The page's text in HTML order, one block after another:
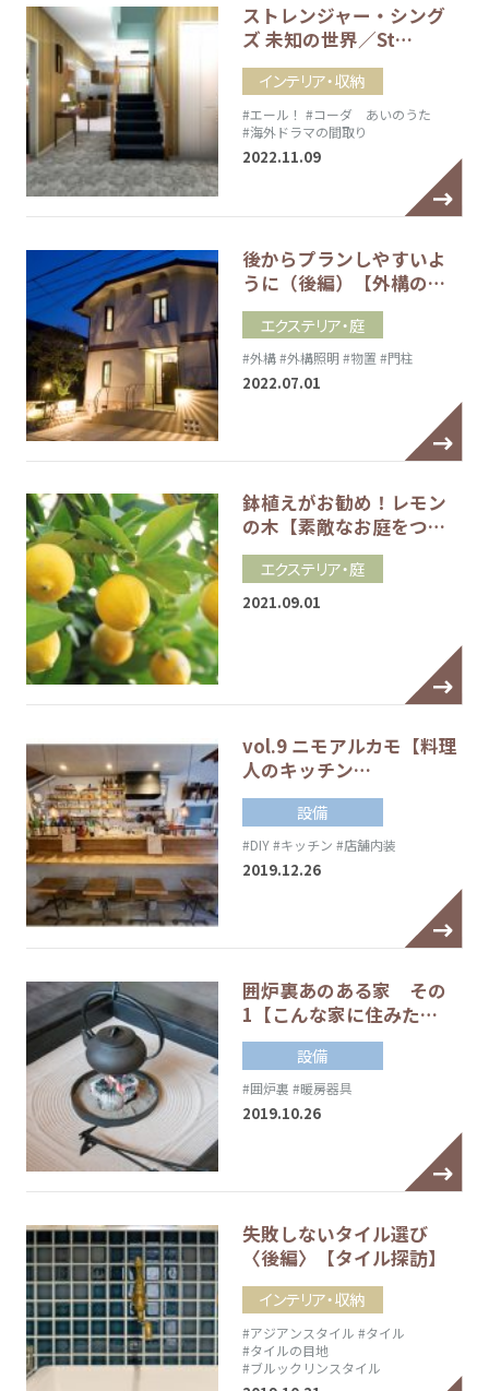
ストレンジャー・シング
ズ 未知の世界／St…
インテリア・収納
#エール！ #コーダ あいのうた
#海外ドラマの間取り
2022.11.09
後からプランしやすいよ
うに（後編）【外構の…
エクステリア・庭
#外構#外構照明 #物置 #門柱
2022.07.01
鉢植えがお勧め！レモン
の木【素敵なお庭をつ…
エクステリア・庭
2021.09.01
vol.9 ニモアルカモ【料理
人のキッチン…
設備
#DIY#キッチン #店舗内装
2019.12.26
囲炉裏あのある家 その
1【こんな家に住みた…
設備
#囲炉裏 #暖房器具
2019.10.26
失敗しないタイル選び
〈後編〉【タイル探訪】
インテリア・収納
#アジアンスタイル #タイル
#タイルの目地
#ブルックリンスタイル